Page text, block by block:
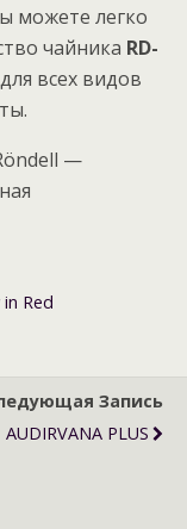
можете легко
чайника RD-
всех видов
—
Red
Запись
AUDIRVANA PLUS